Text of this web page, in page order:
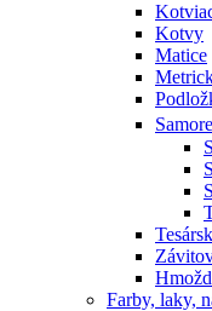
Kotvy
Matice
Farby, laky,